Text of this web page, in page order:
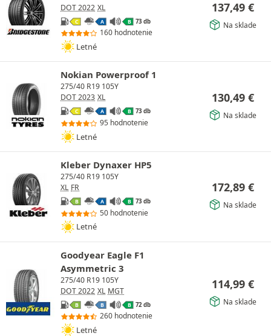
DOT 2022 XL
C A B 73 db
160 hodnotenie
Letné
137,49 €
Na sklade
Nokian Powerproof 1
275/40 R19 105Y
DOT 2023 XL
C A B 73 db
95 hodnotenie
Letné
130,49 €
Na sklade
Kleber Dynaxer HP5
275/40 R19 105Y
XL FR
B A B 73 db
50 hodnotenie
Letné
172,89 €
Na sklade
Goodyear Eagle F1
Asymmetric 3
275/40 R19 105Y
DOT 2022 XL MGT
B B B 72 db
260 hodnotenie
Letné
114,99 €
Na sklade